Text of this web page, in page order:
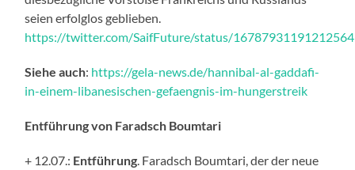
seien erfolglos geblieben.
https://twitter.com/SaifFuture/status/
Siehe auch: https://gela-news.de/hannibal-al-gaddafi-
in-einem-libanesischen-gefaengnis-im-hungerstreik
Entführung von Faradsch Boumtari
+ 12.07.: Entführung. Faradsch Boumtari, der der neue